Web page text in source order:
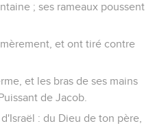
; ses rameaux poussent
et ont tiré contre
et les bras de ses mains
de Jacob.
: du Dieu de ton père,